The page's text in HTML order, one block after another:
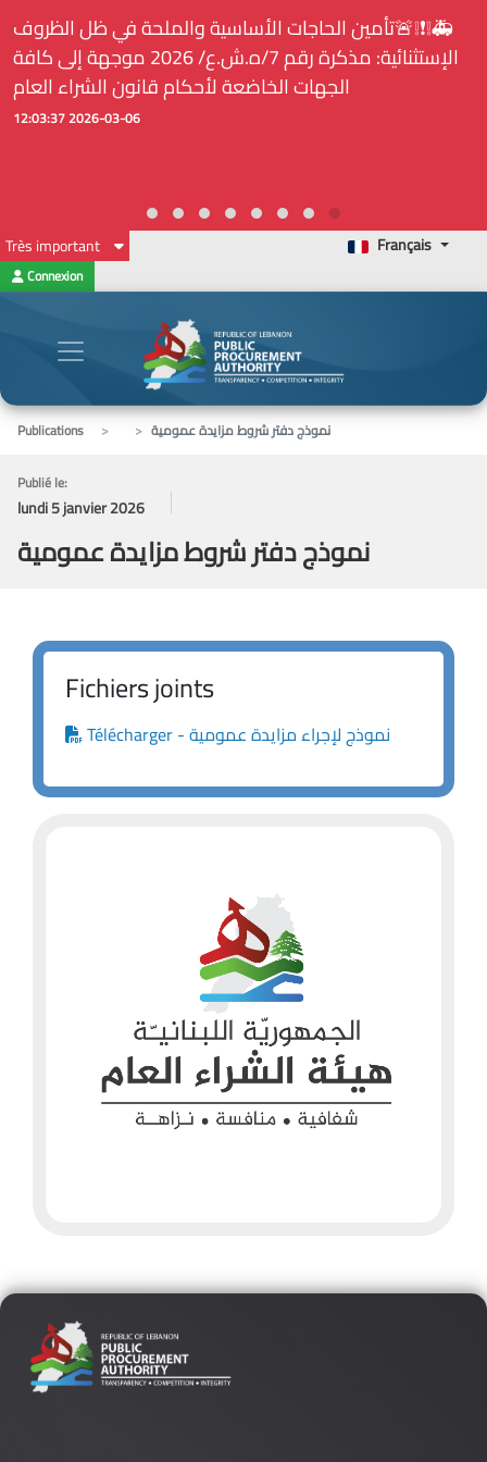
🚑❕❗❕🚨تأمين الحاجات الأساسية والملحة في ظل الظروف
الإستثنائية: مذكرة رقم 7/ه.ش.ع/ 2026 موجهة إلى كافة
الجهات الخاضعة لأحكام قانون الشراء العام
2026-03-06 12:03:37
Très important Français
Connexion
Publications نموذج دفتر شروط مزايدة عمومية
Publié le:
lundi 5 janvier 2026
نموذج دفتر شروط مزايدة عمومية
Fichiers joints
Télécharger - نموذج لإجراء مزايدة عمومية